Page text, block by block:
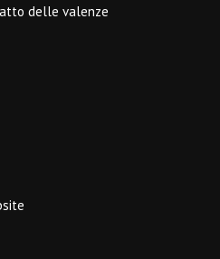
delle valenze